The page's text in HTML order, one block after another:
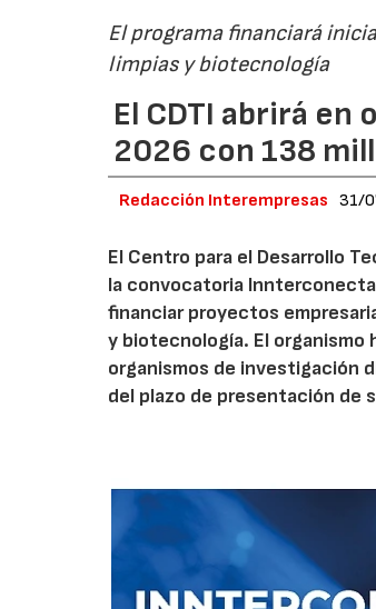
El programa financiará
limpias y biotecnología
El CDTI abrirá
2026 con 138
Redacción Interempresas 31/
El Centro para el Desarrollo
la convocatoria
financiar proyectos
y biotecnología. El organismo
organismos de investigación
del plazo de presentación de